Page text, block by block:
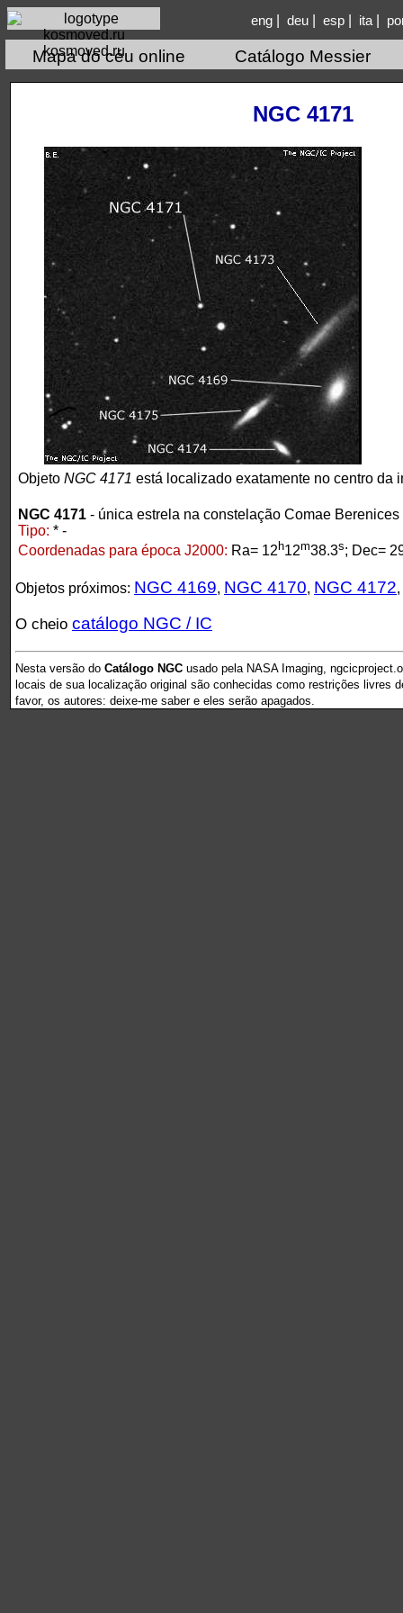
kosmoved.ru
eng| deu| esp| ita|
Mapa do céu online Catálogo Messier
NGC 4171
Objeto NGC 4171 está localizado exatamente no centro da
NGC 4171 - única estrela na constelação Comae Berenices
Tipo: * -
Coordenadas para época J2000: Ra= 12h12m38.3s; Dec=
Objetos próximos: NGC 4169, NGC 4170, NGC 4172,
O cheio catálogo NGC / IC
Nesta versão do Catálogo NGC usado pela NASA Imaging,
locais de sua localização original são conhecidas como restrições livres
favor, os autores: deixe-me saber e eles serão apagados.